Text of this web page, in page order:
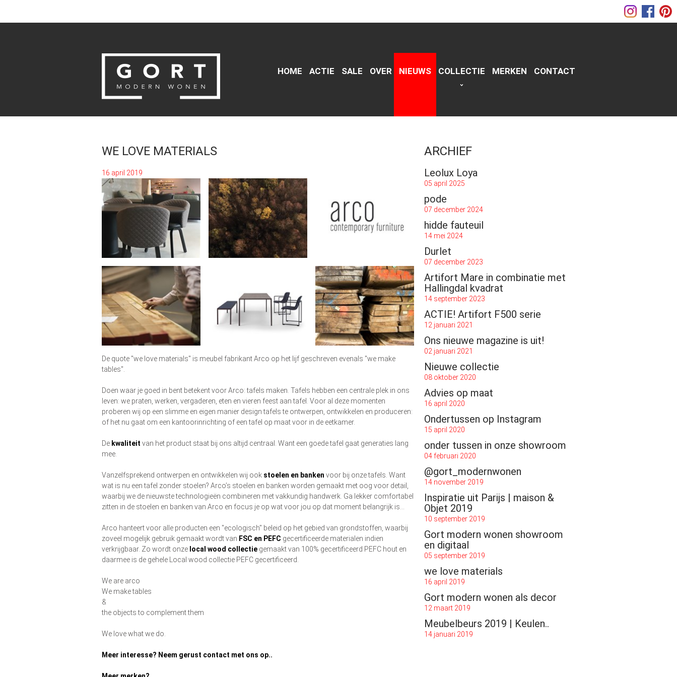
HOME ACTIE SALE OVER NIEUWS COLLECTIE MERKEN CONTACT
ARCHIEF
Leolux Loya
05 april 2025
pode
07 december 2024
hidde fauteuil
14 mei 2024
Durlet
07 december 2023
Artifort Mare in combinatie met
Hallingdal kvadrat
14 september 2023
ACTIE! Artifort F500 serie
12 januari 2021
Ons nieuwe magazine is uit!
02 januari 2021
Nieuwe collectie
08 oktober 2020
Advies op maat
16 april 2020
Ondertussen op Instagram
15 april 2020
onder tussen in onze showroom
04 februari 2020
@gort_modernwonen
14 november 2019
Inspiratie uit Parijs | maison &
Objet 2019
10 september 2019
Gort modern wonen showroom
en digitaal
05 september 2019
we love materials
16 april 2019
Gort modern wonen als decor
12 maart 2019
Meubelbeurs 2019 | Keulen..
14 januari 2019
WE LOVE MATERIALS
16 april 2019
De quote "we love materials" is meubel fabrikant Arco op het lijf geschreven evenals "we make
tables".
Doen waar je goed in bent betekent voor Arco: tafels maken. Tafels hebben een centrale plek in ons
leven: we praten, werken, vergaderen, eten en vieren feest aan tafel. Voor al deze momenten
proberen wij op een slimme en eigen manier design tafels te ontwerpen, ontwikkelen en produceren:
of het nu gaat om een kantoorinrichting of een tafel op maat voor in de eetkamer.
De kwaliteit van het product staat bij ons altijd centraal. Want een goede tafel gaat generaties lang
mee.
Vanzelfsprekend ontwerpen en ontwikkelen wij ook stoelen en banken voor bij onzetafels . Want
wat is nu een tafel zonder stoelen? Arco’s stoelen en banken worden gemaakt met oog voor detail,
waarbij we de nieuwste technologieën combineren met vakkundig handwerk. Ga lekker comfortabel
zitten in de stoelen en banken van Arco en focus je op wat voor jou op dat moment belangrijk is...
Arco hanteert voor alle producten een "ecologisch" beleid op het gebied van grondstoffen, waarbij
zoveel mogelijk gebruik gemaakt wordt van FSC en PEFC gecertificeerde materialen indien
verkrijgbaar. Zo wordt onze local wood collectie gemaakt van 100% gecertificeerd PEFC hout en
daarmee is de gehele Local wood collectie PEFC gecertificeerd.
We are arco
We make tables
&
the objects to complement them
We love what we do.
Meer interesse? Neem gerust contact met ons op..